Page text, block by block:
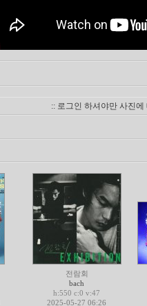
:: 로그인 하셔야만 사진
전람회
bach
h:550 c:0 v:47
2025-05-27 06:26